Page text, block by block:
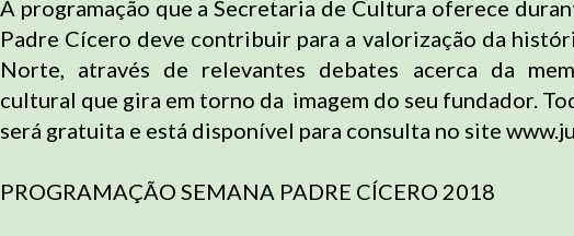
A programação que a Secretaria de Cultura oferece
Padre Cícero deve contribuir para a valorização da
Norte, através de relevantes debates acerca da
cultural que gira em torno da imagem do seu fundador.
será gratuita e está disponível para consulta no site
PROGRAMAÇÃO SEMANA PADRE CÍCERO 2018